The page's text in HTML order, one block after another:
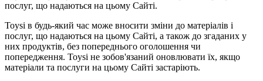
послуг, що надаються на цьому Сайті.
Toysi в будь-який час може вносити зміни до матеріалів і
послуг, що надаються на цьому Сайті, а також до згаданих у
них продуктів, без попереднього оголошення чи
попередження. Toysi не зобов'язаний оновлювати їх, якщо
матеріали та послуги на цьому Сайті застаріють.